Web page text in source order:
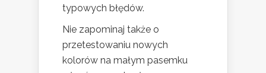
typowych błędów.
Nie zapominaj także o
przetestowaniu nowych
kolorów na małym pasemku